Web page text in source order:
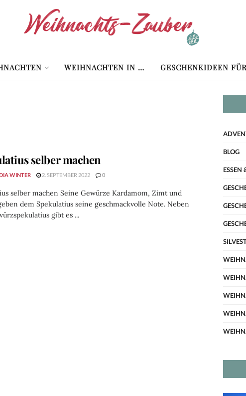
WEIHNACHTEN IN … GESCHENKIDEEN
selber machen
WINTER 2. SEPTEMBER 2022 0
selber machen Seine Gewürze Kardamom, Zimt und
dem Spekulatius seine geschmackvolle Note. Neben
gibt es ...
BLOG
ESSEN